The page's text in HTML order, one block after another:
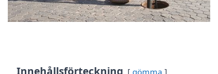
Innehållsförteckning